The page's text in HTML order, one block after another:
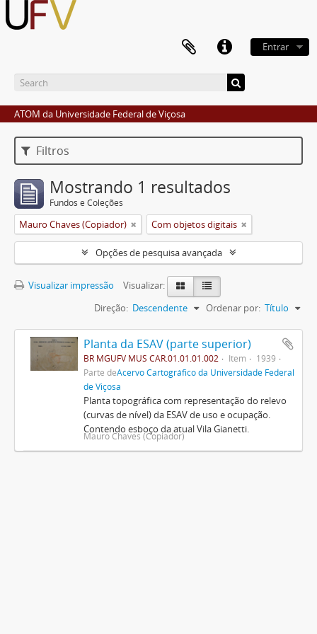
Entrar
ATOM da Universidade Federal de Viçosa
Filtros
Mostrando 1 resultados
Fundos e Coleções
Mauro Chaves (Copiador) Com objetos digitais
Opções de pesquisa avançada
Visualizar impressão
Visualizar:
Ordenar por: Título
Direção: Descendente
Planta da ESAV (parte superior)
BR MGUFV MUS CAR.01.01.01.002 Item
1939
Parte deAcervo Cartográfico da Universidade Federal
de Viçosa
Planta topográfica com representação do relevo
(curvas de nível) da ESAV de uso e ocupação.
Contendo esboço da atual Vila Gianetti.
Mauro Chaves (Copiador)